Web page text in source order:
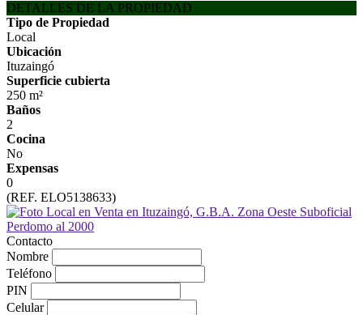
DETALLES DE LA PROPIEDAD
Tipo de Propiedad
Local
Ubicación
Ituzaingó
Superficie cubierta
250 m²
Baños
2
Cocina
No
Expensas
0
(REF. ELO5138633)
Contacto
Nombre
Teléfono
PIN
Celular